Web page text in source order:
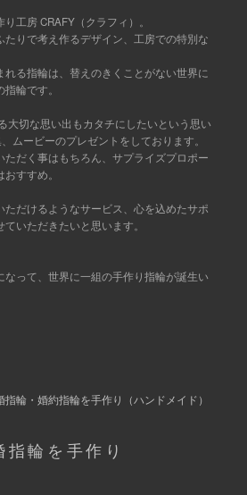
工房 CRAFY（クラフィ）。
りで考え作るデザイン、工房での特別な
る指輪は、替えのきくことがない世界に
輪です。
大切な思い出もカタチにしたいという思い
ムービーのプレゼントをしております。
だく事はもちろん、サプライズプロポー
すすめ。
ただけるようなサービス、心を込めたサポ
いただきたいと思います。
なって、世界に一組の手作り指輪が誕生い
指輪・婚約指輪を手作り （ハンドメイド）
指輪を手作り